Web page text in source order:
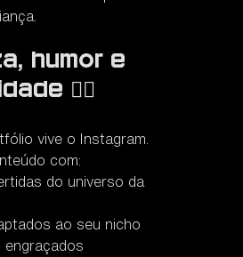
humor e
💁‍♀️
vive o Instagram.
com:
do universo da
ao seu nicho
engraçados